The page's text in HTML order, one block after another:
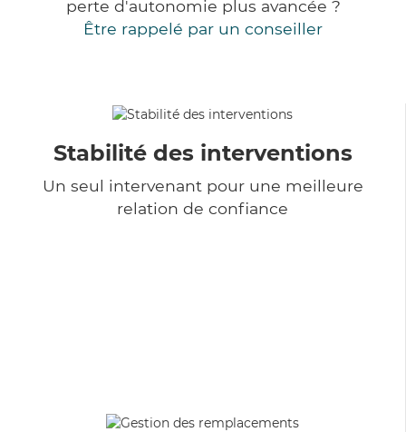
perte d'autonomie plus avancée ?
Être rappelé par un conseiller
Stabilité des interventions
Un seul intervenant pour une meilleure
relation de confiance